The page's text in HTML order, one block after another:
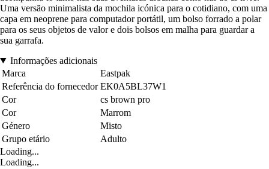
Uma versão minimalista da mochila icónica para o cotidiano, com uma
capa em neoprene para computador portátil, um bolso forrado a polar
para os seus objetos de valor e dois bolsos em malha para guardar a
sua garrafa.
Informações adicionais
Marca
Eastpak
Referência do fornecedor EK0A5BL37W1
Cor
cs brown pro
Cor
Marrom
Género
Misto
Grupo etário
Adulto
Loading...
Loading...